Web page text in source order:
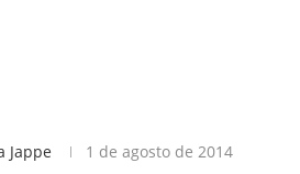
Jappe 1 de agosto de 2014